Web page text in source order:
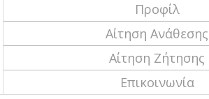
Προφίλ
Αίτηση Ανάθεσης
Αίτηση Ζήτησης
Επικοινωνία